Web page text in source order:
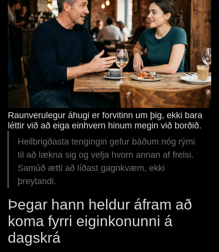
Raunverulegur áhugi er forvitinn um þig, ekki bara
léttir við að eiga einhvern hinum megin við borðið.
Heilbrigðasta tengingin gefur báðum nóg rými
til að lækna sig og velja hvorn annan af frelsi.
Samúð ætti að líðast gagnkvæm, ekki
þreytandi.
Þegar hann heldur áfram að
koma fyrri eiginkonunni á
dagskrá